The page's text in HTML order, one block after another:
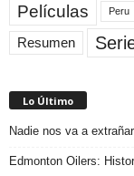
Películas Peru
Resumen
Lo Último
Nadie nos va a
Edmonton Oilers: